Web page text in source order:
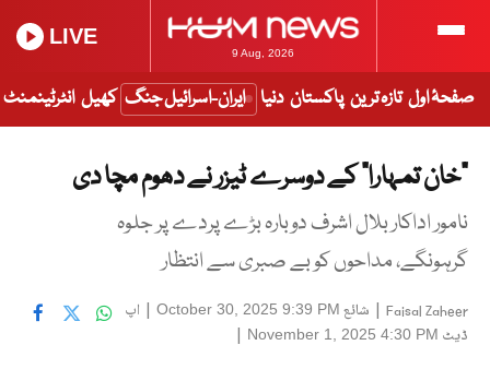
9 Aug, 2026
LIVE
صفحۂ اول تازہ ترین پاکستان دنیا ایران-اسرائیل جنگ کھیل انٹرٹینمنٹ
“خان تمہارا” کے دوسرے ٹیزر نے دھوم مچا دی
نامور اداکار بلال اشرف دوبارہ بڑے پردے پر جلوہ
گرہونگے، مداحوں کو بے صبری سے انتظار
Faisal Zaheer
| شائع October 30, 2025 9:39 PM
| اپ
ڈیٹ November 1, 2025 4:30 PM
|